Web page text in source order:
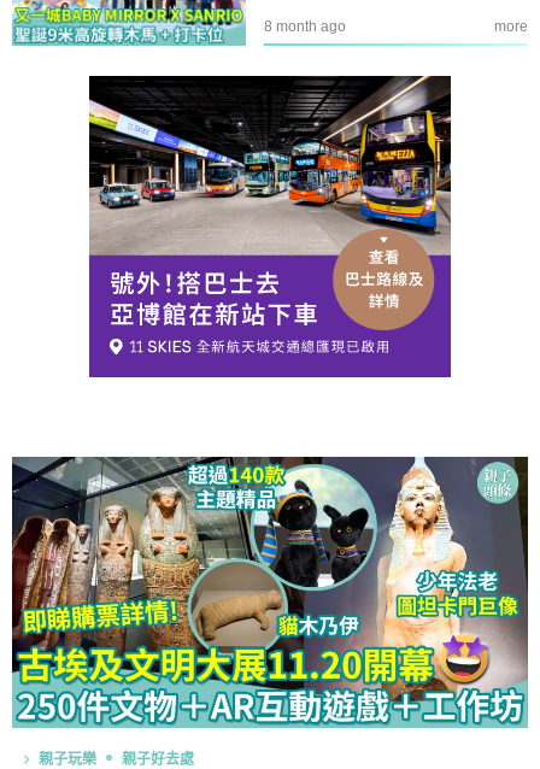
8 month ago more
親子玩樂 親子好去處